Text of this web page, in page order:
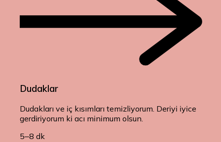
Dudaklar
Dudakları ve iç kısımları temizliyorum. Deriyi iyice
gerdiriyorum ki acı minimum olsun.
5–8 dk